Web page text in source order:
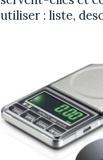
utiliser : liste,